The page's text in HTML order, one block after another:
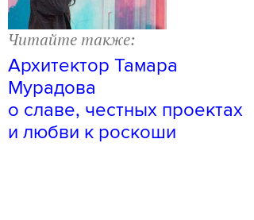
Читайте также:
Архитектор Тамара
Мурадова
о славе, честных проектах
и любви к роскоши